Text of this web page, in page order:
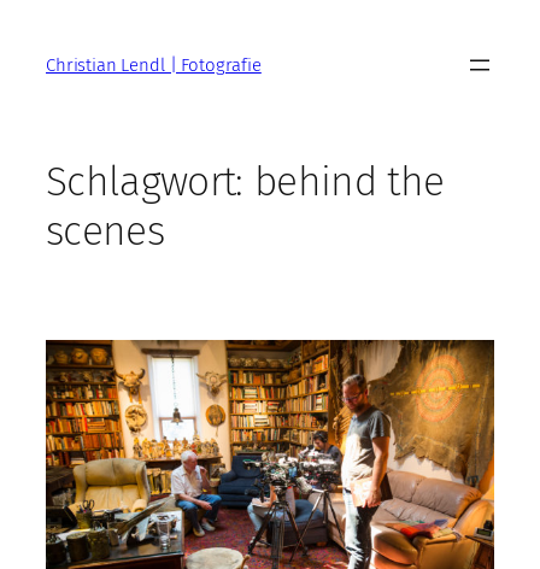
springenChristian Lendl | Fotografie
Schlagwort: behind the
scenes